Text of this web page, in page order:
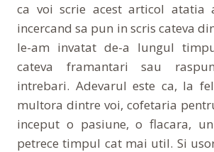
ca voi scrie acest articol atatia
incercand sa pun in scris cateva
le-am invatat de-a lungul
cateva framantari sau
intrebari. Adevarul este ca, la
multora dintre voi, cofetaria
inceput o pasiune, o flacara,
petrece timpul cat mai util. Si